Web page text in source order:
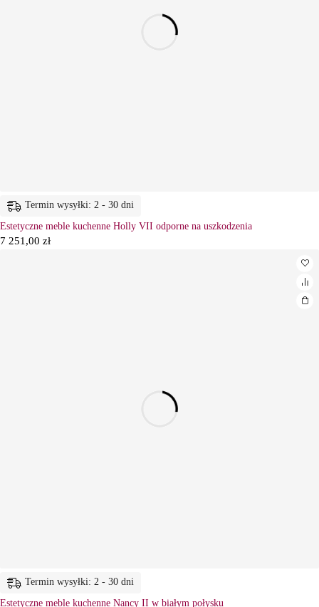
Termin wysyłki: 2 - 30 dni
Estetyczne meble kuchenne Holly VII odporne na uszkodzenia
7 251,00 zł
Termin wysyłki: 2 - 30 dni
Estetyczne meble kuchenne Nancy II w białym połysku